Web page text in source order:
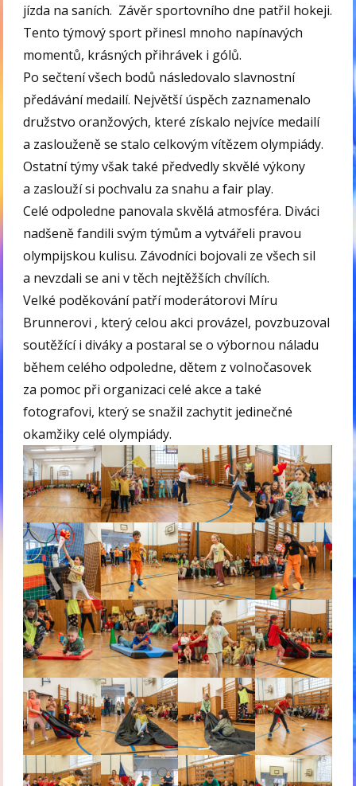
jízda na saních. Závěr sportovního dne patřil hokeji.
Tento týmový sport přinesl mnoho napínavých
momentů, krásných přihrávek i gólů.
Po sečtení všech bodů následovalo slavnostní
předávání medailí. Největší úspěch zaznamenalo
družstvo oranžových, které získalo nejvíce medailí
a zaslouženě se stalo celkovým vítězem olympiády.
Ostatní týmy však také předvedly skvělé výkony
a zaslouží si pochvalu za snahu a fair play.
Celé odpoledne panovala skvělá atmosféra. Diváci
nadšeně fandili svým týmům a vytvářeli pravou
olympijskou kulisu. Závodníci bojovali ze všech sil
a nevzdali se ani v těch nejtěžších chvílích.
Velké poděkování patří moderátorovi Míru
Brunnerovi , který celou akci provázel, povzbuzoval
soutěžící i diváky a postaral se o výbornou náladu
během celého odpoledne, dětem z volnočasovek
za pomoc při organizaci celé akce a také
fotografovi, který se snažil zachytit jedinečné
okamžiky celé olympiády.